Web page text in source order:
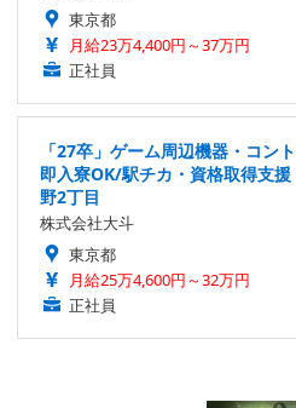
東京都
月給23万4,400円～37万円
正社員
「27卒」ゲーム周辺機器・コン
即入寮OK/駅チカ・資格取得支
野2丁目
株式会社大斗
東京都
月給25万4,600円～32万円
正社員